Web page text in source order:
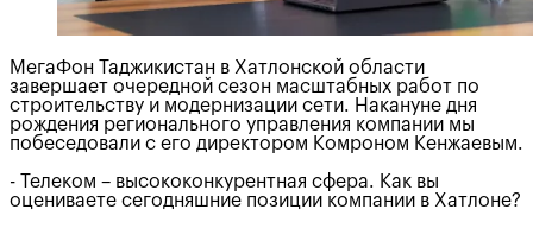
МегаФон Таджикистан в Хатлонской области
завершает очередной сезон масштабных работ по
строительству и модернизации сети. Накануне дня
рождения регионального управления компании мы
побеседовали с его директором Комроном Кенжаевым.
- Телеком – высококонкурентная сфера. Как вы
оцениваете сегодняшние позиции компании в Хатлоне?